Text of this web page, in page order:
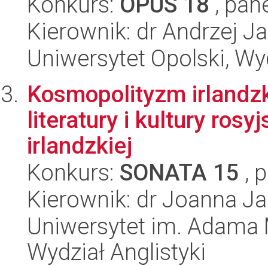
Kierownik: dr Andrzej
Uniwersytet Opolski,
Kosmopolityzm
literatury i kultury
irlandzkiej
Konkurs: SONATA 15 ,
Kierownik: dr Joanna
Uniwersytet im.
Wydział Anglistyki